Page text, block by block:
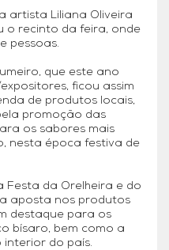
artista Liliana Oliveira
o recinto da feira, onde
pessoas.
que este ano
ficou assim
de produtos locais,
promoção das
os sabores mais
nesta época festiva de
da Orelheira e do
aposta nos produtos
destaque para os
bísaro, bem como a
do país.